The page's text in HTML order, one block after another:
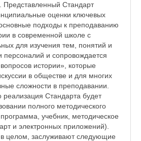
Стандарт
оценки ключевых
подходы к преподаванию
в современной школе с
для изучения тем, понятий и
персоналий и сопровождается
истории», которые
в обществе и для многих
сложности в преподавании.
реализация Стандарта будет
полного методического
учебник, методическое
и электронных приложений).
целом, заслуживают следующие